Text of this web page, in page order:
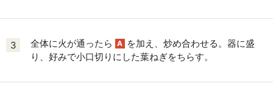
3 全体に火が通ったら A を加え、炒め合わせる。器に盛
り、好みで小口切りにした葉ねぎをちらす。